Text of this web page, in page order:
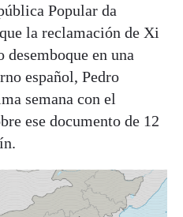
Popular da
la reclamación de Xi
en una
español, Pedro
semana con el
ese documento de 12